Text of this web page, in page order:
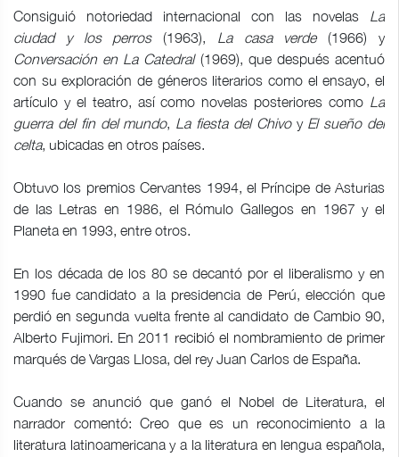
Consiguió notoriedad internacional con las novelas La
ciudad y los perros(1963), La casa verde(1966) y
Conversación en La Catedral(1969), que después acentuó
con su exploración de géneros literarios como el ensayo, el
artículo y el teatro, así como novelas posteriores como La
guerra del fin del mundo, La fiesta del Chivoy El sueño del
celta, ubicadas en otros países.
Obtuvo los premios Cervantes 1994, el Príncipe de Asturias
de las Letras en 1986, el Rómulo Gallegos en 1967 y el
Planeta en 1993, entre otros.
En los década de los 80 se decantó por el liberalismo y en
1990 fue candidato a la presidencia de Perú, elección que
perdió en segunda vuelta frente al candidato de Cambio 90,
Alberto Fujimori. En 2011 recibió el nombramiento de primer
marqués de Vargas Llosa, del rey Juan Carlos de España.
Cuando se anunció que ganó el Nobel de Literatura, el
narrador comentó: Creo que es un reconocimiento a la
literatura latinoamericana y a la literatura en lengua española,